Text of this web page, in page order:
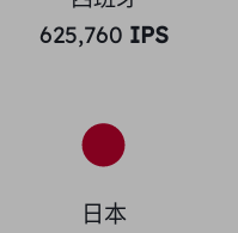
625,760 IPS
日本